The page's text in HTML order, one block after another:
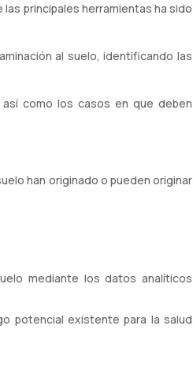
principales herramientas ha sido
al suelo, identificando las
como los casos en que deben
han originado o pueden originar
mediante los datos analíticos
potencial existente para la salud